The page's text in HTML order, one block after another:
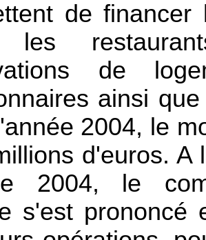
de
les
de
ainsi
2004, le
d'euros.
2004, le
s'est prononcé